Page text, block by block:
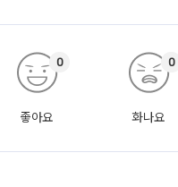
좋아요
0
화나요
0